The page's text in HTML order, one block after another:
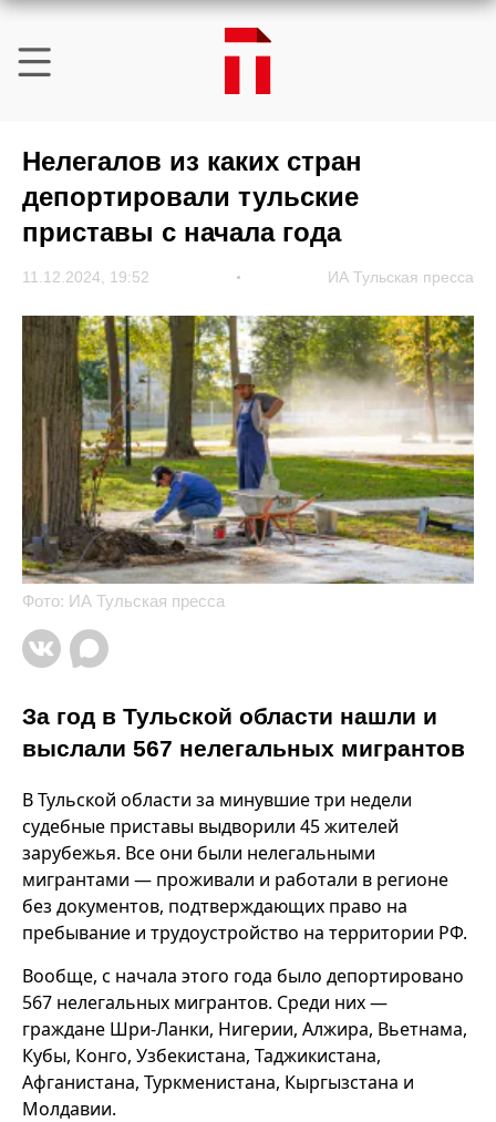
Нелегалов из каких стран
депортировали тульские
приставы с начала года
11.12.2024, 19:52 ИА Тульская пресса
Фото: ИА Тульская пресса
За год в Тульской области нашли и
выслали 567 нелегальных мигрантов
В Тульской области за минувшие три недели
судебные приставы выдворили 45 жителей
зарубежья. Все они были нелегальными
мигрантами — проживали и работали в регионе
без документов, подтверждающих право на
пребывание и трудоустройство на территории РФ.
Вообще, с начала этого года было депортировано
567 нелегальных мигрантов. Среди них —
граждане Шри-Ланки, Нигерии, Алжира, Вьетнама,
Кубы, Конго, Узбекистана, Таджикистана,
Афганистана, Туркменистана, Кыргызстана и
Молдавии.